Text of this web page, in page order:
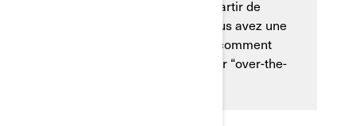
jour le logiciel de l'écran à partir de
n’importe quel endroit où vous avez une
connexion Internet. Voyons comment
fonctionnent ces mises à jour “over-the-